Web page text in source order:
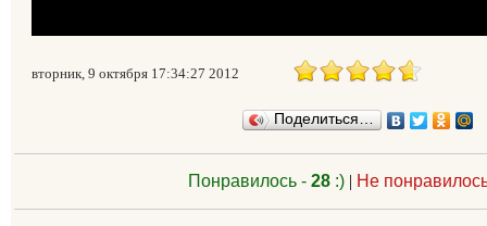
вторник, 9 октября 17:34:27 2012
Поделиться…
Понравилось -28 :) | Не